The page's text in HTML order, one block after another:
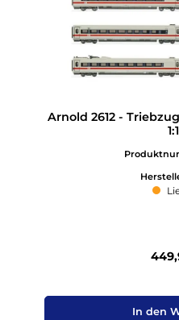
Arnold 2612 -
In den